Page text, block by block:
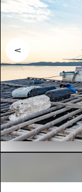
イ
旬
お